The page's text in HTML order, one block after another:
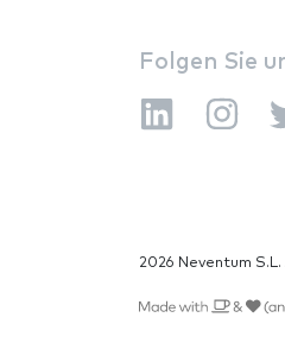
Folgen Sie
2026 Neventum